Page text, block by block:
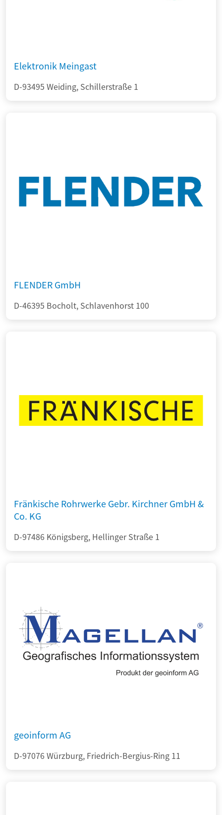
Elektronik Meingast
D-93495 Weiding, Schillerstraße 1
FLENDER GmbH
D-46395 Bocholt, Schlavenhorst 100
Fränkische Rohrwerke Gebr. Kirchner GmbH &
Co. KG
D-97486 Königsberg, Hellinger Straße 1
geoinform AG
D-97076 Würzburg, Friedrich-Bergius-Ring 11